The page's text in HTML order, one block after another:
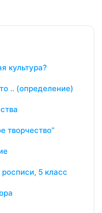
культура?
.. (определение)
творчество”
5 класс